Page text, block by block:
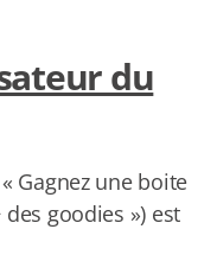
du
Gagnez une boite
goodies ») est